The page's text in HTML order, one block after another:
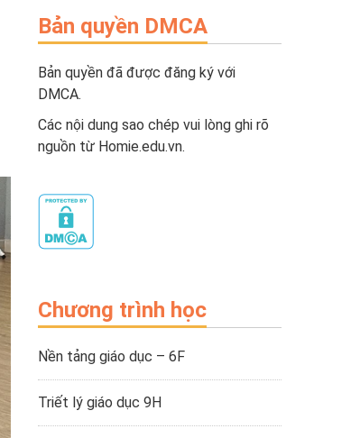
Bản quyền DMCA
Bản quyền đã được đăng ký với
DMCA.
Các nội dung sao chép vui lòng ghi rõ
nguồn từ Homie.edu.vn.
Chương trình học
Nền tảng giáo dục – 6F
Triết lý giáo dục 9H